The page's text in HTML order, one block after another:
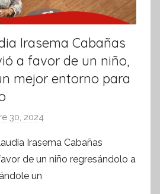
Irasema Cabañas
a favor de un niño,
mejor entorno para
30, 2024
r
S
Irasema Cabañas
de un niño regresándolo a
un